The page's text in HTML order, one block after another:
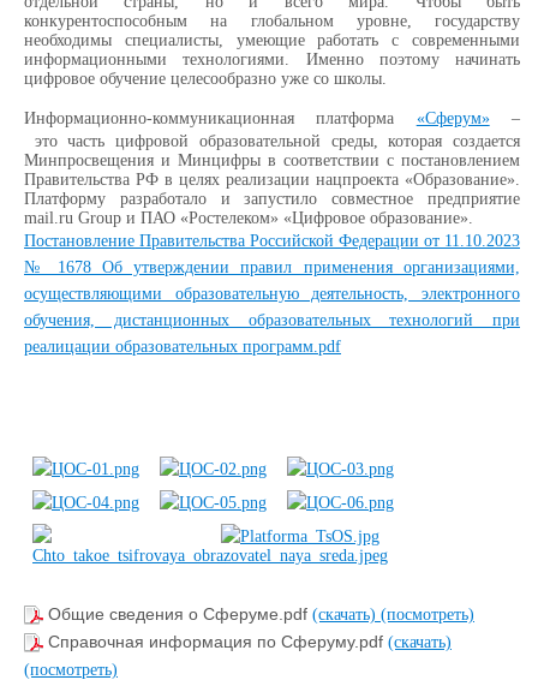
конкурентоспособным на глобальном уровне, государству
необходимы специалисты, умеющие работать с современными
информационными технологиями. Именно поэтому начинать
цифровое обучение целесообразно уже со школы.
Информационно-коммуникационная платформа «Сферум»–
это часть цифровой образовательной среды, которая создается
Минпросвещения и Минцифры в соответствии с постановлением
Правительства РФ в целях реализации нацпроекта «Образование».
Платформу разработало и запустило совместное предприятие
mail.ru Group и ПАО «Ростелеком» «Цифровое образование».
Постановление Правительства Российской Федерации от 11.10.2023
№ 1678 Об утверждении правил применения организациями,
осуществляющими образовательную деятельность, электронного
обучения, дистанционных образовательных технологий при
реалицации образовательных программ.pdf
Общие сведения о Сферуме.pdf (скачать) (посмотреть)
Справочная информация по Сферуму.pdf (скачать)
(посмотреть)